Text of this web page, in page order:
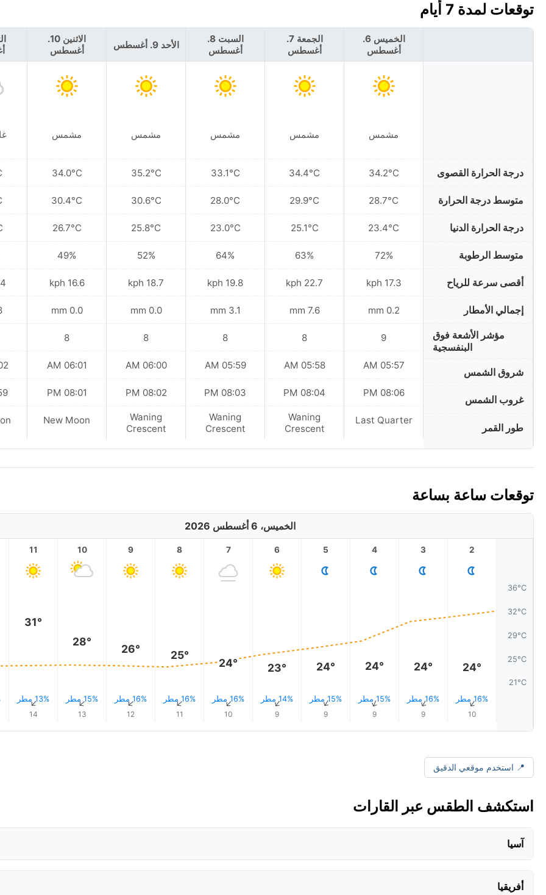
توقعات لمدة 7 أيام
درجة الحرارة القصوى
متوسط درجة الحرارة
درجة الحرارة الدنيا
متوسط الرطوبة
أقصى سرعة للرياح
إجمالي الأمطار
مؤشر الأشعة فوق
البنفسجية
شروق الشمس
غروب الشمس
طور القمر
الخميس 6.
أغسطس
مشمس
34.2°C
28.7°C
23.4°C
72%
17.3 kph
0.2 mm
9
05:57 AM
08:06 PM
Last Quarter
الجمعة 7.
أغسطس
مشمس
34.4°C
29.9°C
25.1°C
63%
22.7 kph
7.6 mm
8
05:58 AM
08:04 PM
Waning
Crescent
السبت 8.
أغسطس
مشمس
33.1°C
28.0°C
23.0°C
64%
19.8 kph
3.1 mm
8
05:59 AM
08:03 PM
Waning
Crescent
الأحد 9. أغسطس
مشمس
35.2°C
30.6°C
25.8°C
52%
18.7 kph
0.0 mm
8
06:00 AM
08:02 PM
Waning
Crescent
الاثنين 10.
أغسطس
مشمس
34.0°C
30.4°C
26.7°C
49%
16.6 kph
0.0 mm
8
06:01 AM
08:01 PM
New Moon
توقعات ساعة بساعة
الخميس، 6 أغسطس 2026
36°C
32°C
29°C
25°C
21°C
2
24°
16% مطر↑
10
3
24°
16% مطر↑
9
4
24°
15% مطر↑
9
5
24°
15% مطر↑
9
6
23°
14% مطر↑
9
7
24°
16% مطر↑
10
8
25°
16% مطر↑
11
9
26°
16% مطر↑
12
10
28°
15% مطر↑
13
11
31°
13% مطر↑
14
📍 استخدم موقعي الدقيق
استكشف الطقس عبر القارات
آسيا
أفريقيا